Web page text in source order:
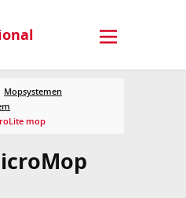
Mopsystemen
mop